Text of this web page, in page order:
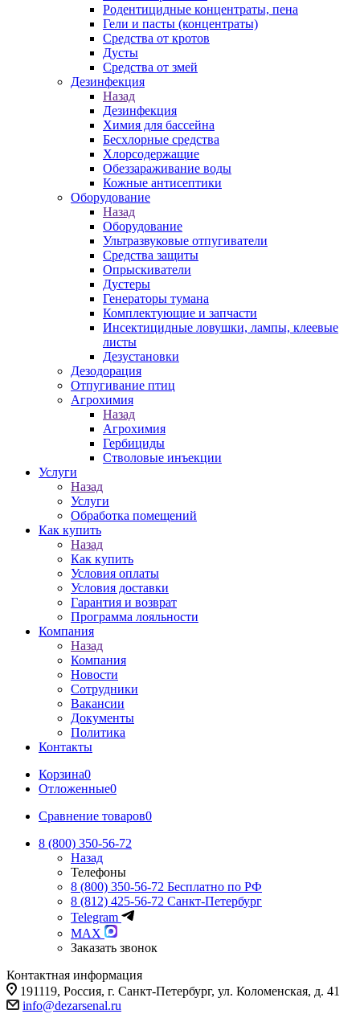
Родентицидные концентраты, пена
Гели и пасты (концентраты)
Средства от кротов
Дусты
Средства от змей
Дезинфекция
Назад
Дезинфекция
Химия для бассейна
Бесхлорные средства
Хлорсодержащие
Обеззараживание воды
Кожные антисептики
Оборудование
Назад
Оборудование
Ультразвуковые отпугиватели
Средства защиты
Опрыскиватели
Дустеры
Генераторы тумана
Комплектующие и запчасти
Инсектицидные ловушки, лампы, клеевые
листы
Дезустановки
Дезодорация
Отпугивание птиц
Агрохимия
Назад
Агрохимия
Гербициды
Стволовые инъекции
Услуги
Назад
Услуги
Обработка помещений
Как купить
Назад
Как купить
Условия оплаты
Условия доставки
Гарантия и возврат
Программа лояльности
Компания
Назад
Компания
Новости
Сотрудники
Вакансии
Документы
Политика
Контакты
Корзина0
Отложенные0
Сравнение товаров0
8 (800) 350-56-72
Назад
Телефоны
8 (800) 350-56-72 Бесплатно по РФ
8 (812) 425-56-72 Санкт-Петербург
Telegram
MAX
Заказать звонок
Контактная информация
191119, Россия, г. Санкт-Петербург, ул. Коломенская, д. 41
info@dezarsenal.ru